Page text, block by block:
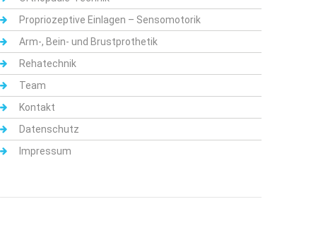
Propriozeptive Einlagen – Sensomotorik
Arm-, Bein- und Brustprothetik
Rehatechnik
Team
Kontakt
Datenschutz
Impressum